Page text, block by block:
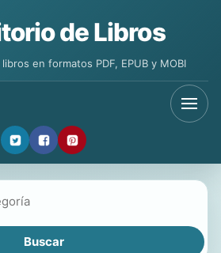
de Libros
en formatos PDF, EPUB y MOBI